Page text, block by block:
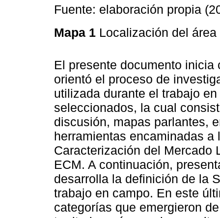
Fuente: elaboración propia
Mapa 1 Localización del
El presente documento
orientó el proceso de
utilizada durante el trabajo
seleccionados, la cual
discusión, mapas parlantes,
herramientas encaminadas
Caracterización del Mercado
ECM. A continuación,
desarrolla la definición de la
trabajo en campo. En este
categorías que emergieron